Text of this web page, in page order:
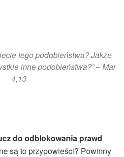
tego podobieństwa? Jakże
inne podobieństwa?” – Mar
4,13
do odblokowania prawd
są to przypowieści? Powinny